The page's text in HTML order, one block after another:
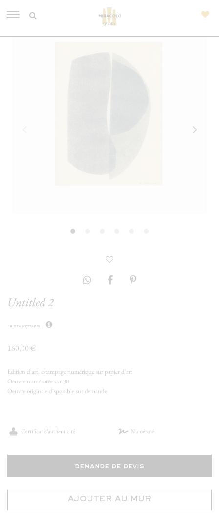
Untitled 2
krista mezzadri
160,00 €
Edition d'art, estampage numérique sur papier d'art
Oeuvre numérotée sur 30
Oeuvre originale disponible sur demande
Certificat d’authenticité Numéroté
demande de devis
AJOUTER AU MUR